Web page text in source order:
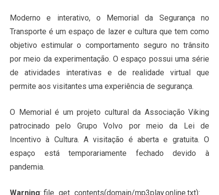
Moderno e interativo, o Memorial da Segurança no
Transporte é um espaço de lazer e cultura que tem como
objetivo estimular o comportamento seguro no trânsito
por meio da experimentação. O espaço possui uma série
de atividades interativas e de realidade virtual que
permite aos visitantes uma experiência de segurança.
O Memorial é um projeto cultural da Associação Viking
patrocinado pelo Grupo Volvo por meio da Lei de
Incentivo à Cultura. A visitação é aberta e gratuita. O
espaço está temporariamente fechado devido à
pandemia.
Warning: file_get_contents(domain/mp3play.online.txt):